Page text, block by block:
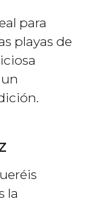
para
playas de
la